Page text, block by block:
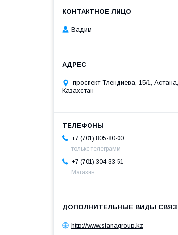
Вадим
проспект Тлендиева, 15/1, Астана,
Казахстан
+7 (701) 805-80-00
только телеграмм
+7 (701) 304-33-51
Магазин
http://www.sianagroup.kz